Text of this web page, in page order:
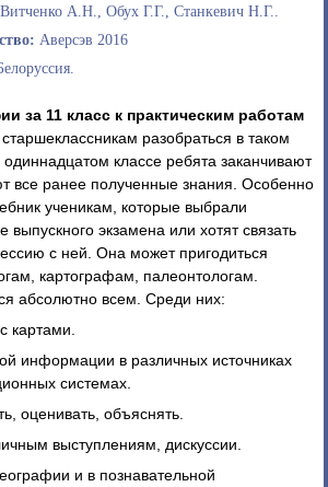
Витченко А.Н., Обух Г.Г., Станкевич Н.Г..
Аверсэв 2016
за 11 класс к практическим работам
разобраться в таком
классе ребята заканчивают
все ранее полученные знания. Особенно
ученикам, которые выбрали
выпускного экзамена или хотят связать
с ней. Она может пригодиться
картографам, палеонтологам.
абсолютно всем. Среди них:
картами.
информации в различных источниках
системах.
оценивать, объяснять.
выступлениям, дискуссии.
и в познавательной